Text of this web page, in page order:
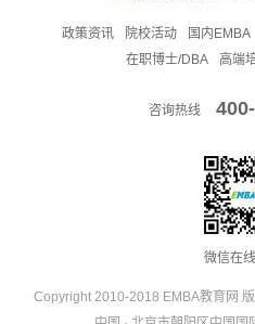
政策资讯 院校活动 国内EMBA
在职博士/DBA
高端
咨询热线
微信在
Copyright 2010-2018 EMBA教育网